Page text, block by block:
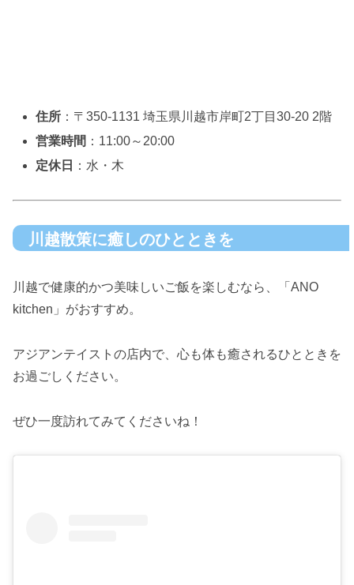
住所 ：〒350-1131 埼玉県川越市岸町2丁目30-20 2階
営業時間 ：11:00～20:00
定休日
：水・木
川越散策に癒しのひとときを
川越で健康的かつ美味しいご飯を楽しむなら、「ANO
kitchen」がおすすめ。
アジアンテイストの店内で、心も体も癒されるひとときを
お過ごしください。
ぜひ一度訪れてみてくださいね！